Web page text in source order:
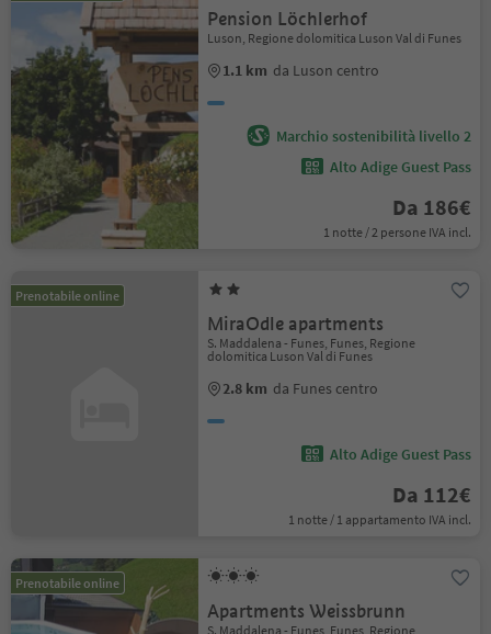
Pension Löchlerhof
Luson, Regione dolomitica Luson Val di Funes
1.1 km da Luson centro
Marchio sostenibilità livello 2
Alto Adige Guest Pass
Da 186€
1 notte / 2 persone IVA incl.
Prenotabile online
MiraOdle apartments
S. Maddalena - Funes, Funes, Regione
dolomitica Luson Val di Funes
2.8 km da Funes centro
Alto Adige Guest Pass
Da 112€
1 notte / 1 appartamento IVA incl.
Prenotabile online
Apartments Weissbrunn
S. Maddalena - Funes, Funes, Regione